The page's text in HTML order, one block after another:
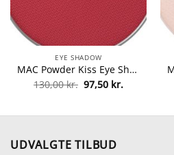
EYE SHADOW
MAC Powder Kiss Eye Shadow Refill 1,5 gr. – Werk, Werk, Werk fra MAC Cosmetics
130,00kr. Den
oprindelige
130,00 kr..
97,50 kr.Den
97,50 kr..
UDVALGTE TILBUD